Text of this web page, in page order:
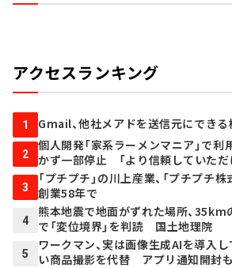
アクセスランキング
1 Gmail、他社メアドを送信元にでき
2
個人開発「家系ラーメンマニア」で
かず一部停止 「より信頼していただ
3
「プチプチ」の川上産業、「プチプチ
創業58年で
4
熊本地震で地面がずれた場所、
で「変位境界」を判読 国土地理院
5
ワークマン、実は画像生成AIを導入
い商品撮影を代替 アプリ通知開封